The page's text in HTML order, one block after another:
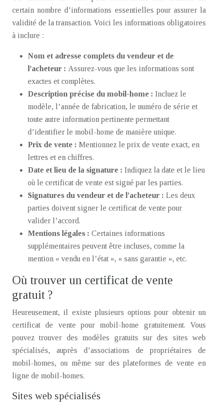
certain nombre d’informations essentielles pour assurer la
validité de la transaction. Voici les informations obligatoires
à inclure :
Nom et adresse complets du vendeur et de
l’acheteur : Assurez-vous que les informations sont
exactes et complètes.
Description précise du mobil-home : Incluez le
modèle, l’année de fabrication, le numéro de série et
toute autre information pertinente permettant
d’identifier le mobil-home de manière unique.
Prix de vente : Mentionnez le prix de vente exact, en
lettres et en chiffres.
Date et lieu de la signature : Indiquez la date et le lieu
où le certificat de vente est signé par les parties.
Signatures du vendeur et de l’acheteur : Les deux
parties doivent signer le certificat de vente pour
valider l’accord.
Mentions légales : Certaines informations
supplémentaires peuvent être incluses, comme la
mention « vendu en l’état », « sans garantie », etc.
Où trouver un certificat de vente
gratuit ?
Heureusement, il existe plusieurs options pour obtenir un
certificat de vente pour mobil-home gratuitement. Vous
pouvez trouver des modèles gratuits sur des sites web
spécialisés, auprès d’associations de propriétaires de
mobil-homes, ou même sur des plateformes de vente en
ligne de mobil-homes.
Sites web spécialisés